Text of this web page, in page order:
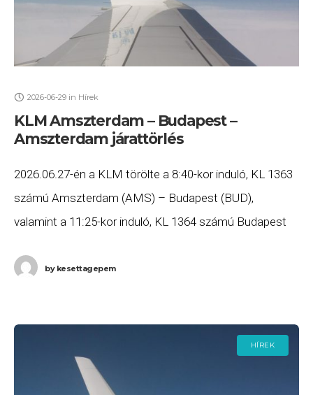
2026-06-29 in Hírek
KLM Amszterdam – Budapest –
Amszterdam járattörlés
2026.06.27-én a KLM törölte a 8:40-kor induló, KL 1363
számú Amszterdam (AMS) – Budapest (BUD),
valamint a 11:25-kor induló, KL 1364 számú Budapest
bykesettagepem
HÍREK